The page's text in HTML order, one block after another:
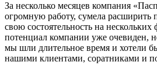
За несколько месяцев компания
огромную работу, сумела расширить
свою состоятельность на
потенциал компании уже очевиден,
мы шли длительное время и хотели
нашими клиентами, соратниками и